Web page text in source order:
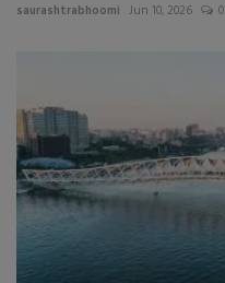
saurashtrabhoomi Jun 10, 2026 0